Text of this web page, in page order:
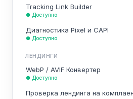
Tracking Link Builder
● Доступно
Диагностика Pixel и CAPI
● Доступно
ЛЕНДИНГИ
WebP / AVIF Конвертер
● Доступно
Проверка лендинга на